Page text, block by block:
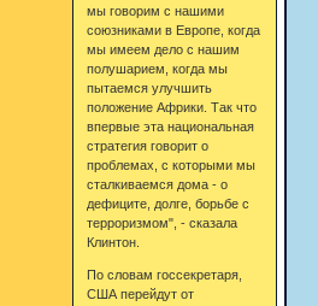
мы говорим с нашими
союзниками в Европе, когда
мы имеем дело с нашим
полушарием, когда мы
пытаемся улучшить
положение Африки. Так что
впервые эта национальная
стратегия говорит о
проблемах, с которыми мы
сталкиваемся дома - о
дефиците, долге, борьбе с
терроризмом", - сказала
Клинтон.
По словам госсекретаря,
США перейдут от